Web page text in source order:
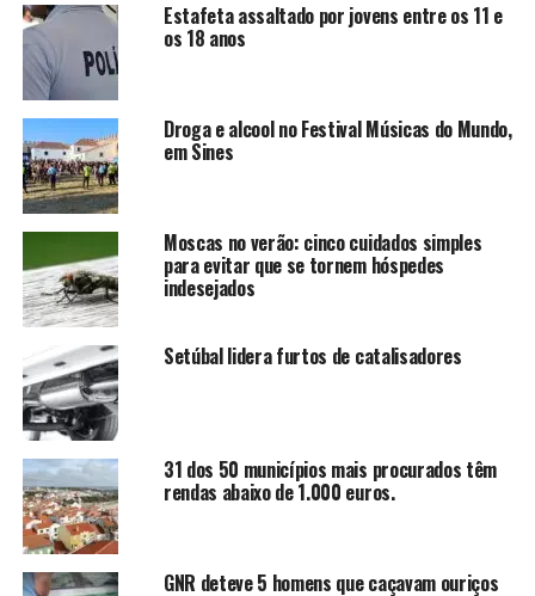
Estafeta assaltado por jovens entre os 11 e
os 18 anos
Droga e alcool no Festival Músicas do Mundo,
em Sines
Moscas no verão: cinco cuidados simples
para evitar que se tornem hóspedes
indesejados
Setúbal lidera furtos de catalisadores
31 dos 50 municípios mais procurados têm
rendas abaixo de 1.000 euros.
GNR deteve 5 homens que caçavam ouriços